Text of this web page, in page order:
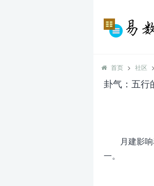
首页 社区
卦气：五行
月建影
一。